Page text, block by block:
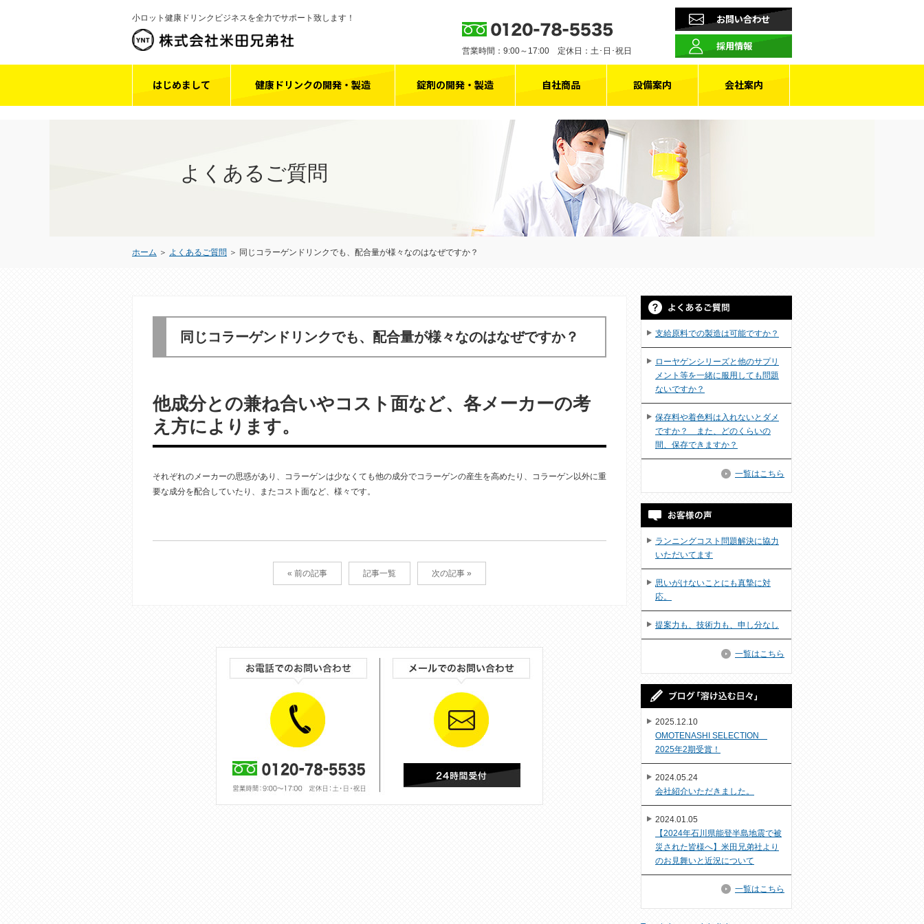
小ロット健康ドリンクビジネスを全力でサポート致します！
営業時間：9:00～17:00 定休日：土･日･祝日
お問い合わせ
採用情報
はじめまして 健康ドリンクの開発・製造 錠剤の開発・製造 自社商品 設備案内 会社案内
よくあるご質問
ホーム ＞ よくあるご質問 ＞ 同じコラーゲンドリンクでも、配合量が様々なのはなぜですか？
同じコラーゲンドリンクでも、配合量が様々なのはなぜですか？
他成分との兼ね合いやコスト面など、各メーカーの考
え方によります。
それぞれのメーカーの思惑があり、コラーゲンは少なくても他の成分でコラーゲンの産生を高めたり、コラーゲン以外に重
要な成分を配合していたり、またコスト面など、様々です。
« 前の記事 記事一覧 次の記事 »
支給原料での製造は可能ですか？
ローヤゲンシリーズと他のサプリ
メント等を一緒に服用しても問題
ないですか？
保存料や着色料は入れないとダメ
ですか？ また、どのくらいの
間、保存できますか？
一覧はこちら
ランニングコスト問題解決に協力
いただいてます
思いがけないことにも真摯に対
応。
提案力も、技術力も、申し分なし
一覧はこちら
2025.12.10
OMOTENASHI SELECTION
2025年2期受賞！
2024.05.24
会社紹介いただきました。
2024.01.05
【2024年石川県能登半島地震で被
災された皆様へ】米田兄弟社より
のお見舞いと近況について
一覧はこちら